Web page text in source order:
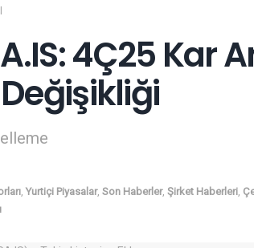
4Ç25 Kar
Yurtiçi Piyasalar, Son Haberler, Şirket Haberleri